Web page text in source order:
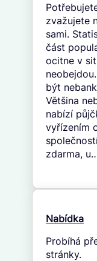
zvažujete
sami.
část
ocitne v
být
Většina
nabízí
vyřízením
zdarma,
Nabídka
Probíhá
stránky.